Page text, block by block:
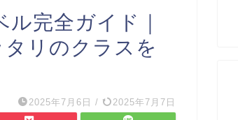
完全ガイド｜
リのクラスを
2025年7月6日 / 2025年7月7日